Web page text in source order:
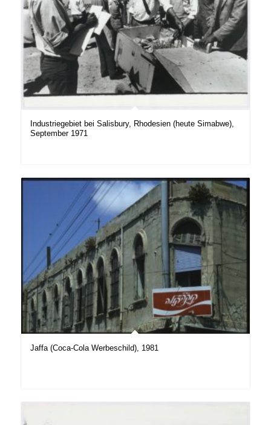
Industriegebiet bei Salisbury, Rhodesien (heute Simabwe),
September 1971
Jaffa (Coca-Cola Werbeschild), 1981